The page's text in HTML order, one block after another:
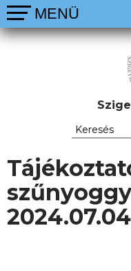
2024.07.04